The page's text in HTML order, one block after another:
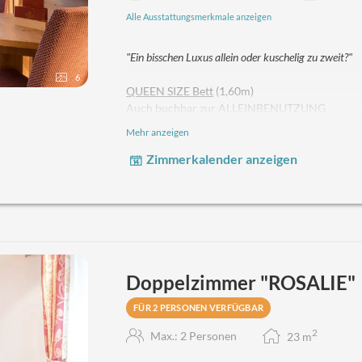
6
Alle Ausstattungsmerkmale anzeigen
"Ein bisschen Luxus allein oder kuschelig zu zweit?"
QUEEN SIZE Bett (1,60m)
Auch buchbar zur ALLEINBENUTZUNG
MERKMALE:
Unsere Zimmer „EMMA“
befinden sich im
verfügen über keinen Balkon und bieten Blick
Eleganz. Das Zimmer ist mit einem
Mehr anzeigen
Zimmerkalender anzeigen
Doppelzimmer "ROSALIE"
FÜR 2 PERSONEN VERFÜGBAR
Max.: 2 Personen 23 m2